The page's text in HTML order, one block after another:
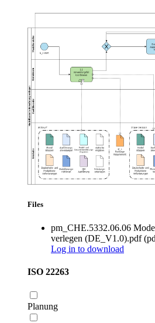
Files
pm_CHE.5332.06.06
verlegen (DE_V1.0).pdf (
Log in to download
ISO 22263
Planung